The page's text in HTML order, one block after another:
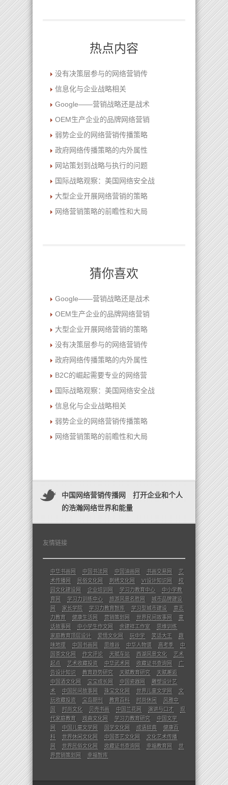
热点内容
没有决策层参与的网络营销传
信息化与企业战略相关
Google――营销战略还是战术
OEM生产企业的品牌网络营销
弱势企业的网络营销传播策略
政府网络传播策略的内外属性
网站策划到战略与执行的问题
国际战略观察：美国网络安全战
大型企业开展网络营销的策略
网络营销策略的前瞻性和大局
猜你喜欢
Google――营销战略还是战术
OEM生产企业的品牌网络营销
大型企业开展网络营销的策略
没有决策层参与的网络营销传
政府网络传播策略的内外属性
B2C的崛起需要专业的网络营
国际战略观察：美国网络安全战
信息化与企业战略相关
弱势企业的网络营销传播策略
网络营销策略的前瞻性和大局
中国网络营销传播网 打开企业和个人
的浩瀚网络世界和能量
友情链接
中华书画网 中国书法网 中国油画网 书画交易网
艺
术传播网
民俗文化网 刺绣文化网 VI设计知识网
校
园文化建设网
企业培训网 学习力教育中心
中小学教
育网
学习力训练中心 旅游风景名胜网
城市品牌建设
网
家长学院 学习力教育智库 学习型城市建设
意志
力教育
健康生活网 营销策划网 世界民间故事网
童
话故事网
中小学生作文网 余建祥工作室
思维训练
家庭教育顶层设计
爱情文化网 玩中学 笑话大王
趣
味地理
中国书画网 思维谷 中华人物谱 高考季
中
国茶文化网
作文评论 天赋车站 西湖风景文化
艺术
起点
艺术收藏投资 中华武术网 收藏证书查询网
广
告设计知识
教育趋势研究 天赋教育研究
天赋邂逅
中国酒文化网
宝宝成长网 中国瓷器网
雕塑设计艺
术
中国民间故事网 珠宝文化网 世界儿童文学网
文
玩收藏投资
宝岛期刊 教育百科 时尚休闲
风雅中
国
时尚文化 贝壳书画 中国兰花网 演讲与口才
现
代家庭教育
戏曲文化网 学习力教育研究
中国文学
网
中国儿童文学网 国学文化网 成语辞典
健康百
科
世界休闲文化网 中国茶艺文化网
文化艺术传播
网
世界民俗文化网 收藏证书查询网 幸福教育网
世
界营销策划网
幸福智库